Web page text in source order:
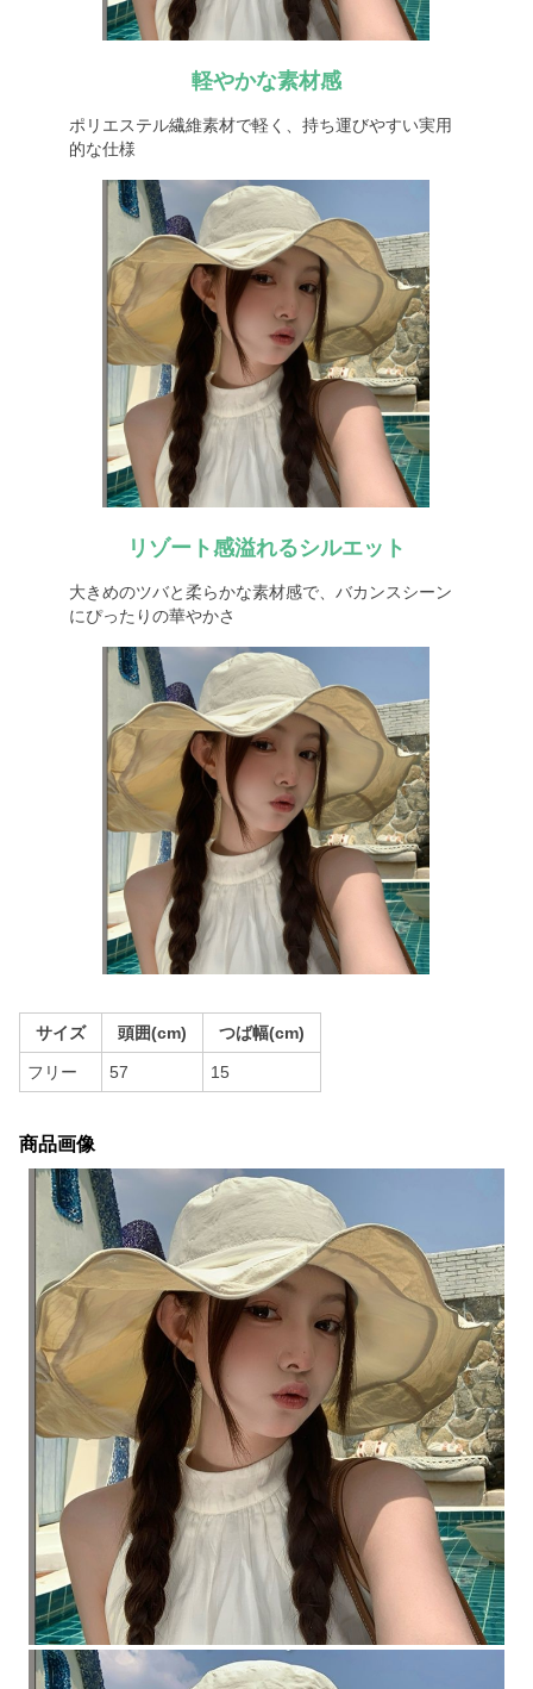
軽やかな素材感
ポリエステル繊維素材で軽く、持ち運びやすい実用
的な仕様
リゾート感溢れるシルエット
大きめのツバと柔らかな素材感で、バカンスシーン
にぴったりの華やかさ
サイズ 頭囲(cm) つば幅(cm)
フリー 57 15
商品画像